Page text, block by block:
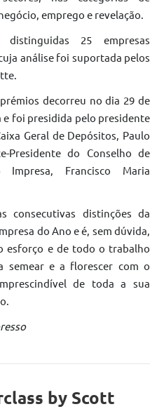
emprego e revelação.
25 empresas
análise foi suportada pelos
decorreu no dia 29 de
e foi presidida pelo presidente
Geral de Depósitos, Paulo
do Conselho de
Impresa, Francisco Maria
consecutivas distinções da
do Ano e é, sem dúvida,
esforço e de todo o trabalho
semear e a florescer com o
de toda a sua
by Scott